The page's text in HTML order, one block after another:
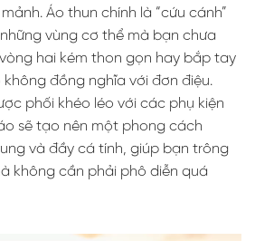
Áo thun chính là “cứu cánh”
vùng cơ thể mà bạn chưa
hai kém thon gọn hay bắp tay
không đồng nghĩa với đơn điệu.
phối khéo léo với các phụ kiện
sẽ tạo nên một phong cách
và đầy cá tính, giúp bạn trông
không cần phải phô diễn quá